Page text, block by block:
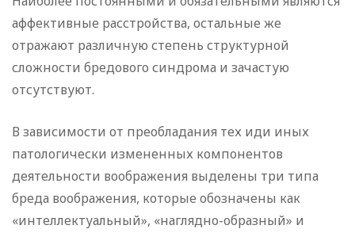
аффективные расстройства, остальные же
отражают различную степень структурной
сложности бредового синдрома и зачастую
отсутствуют.
В зависимости от преобладания тех иди иных
патологически измененных компонентов
деятельности воображения выделены три типа
бреда воображения, которые обозначены как
«интеллектуальный», «наглядно-образный» и